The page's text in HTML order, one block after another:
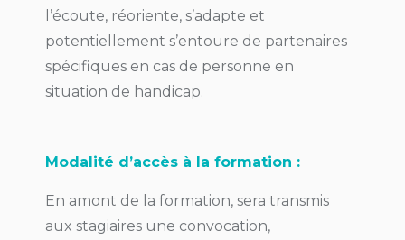
l’écoute, réoriente, s’adapte et
potentiellement s’entoure de partenaires
spécifiques en cas de personne en
situation de handicap.
Modalité d’accès à la formation :
En amont de la formation, sera transmis
aux stagiaires une convocation,